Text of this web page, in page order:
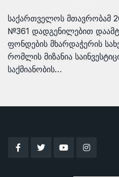
საქართველოს მთავრობამ
№361 დადგენილებით
ფონდების მხარდაჭერის
რომლის მიზანია
საქმიანობის…